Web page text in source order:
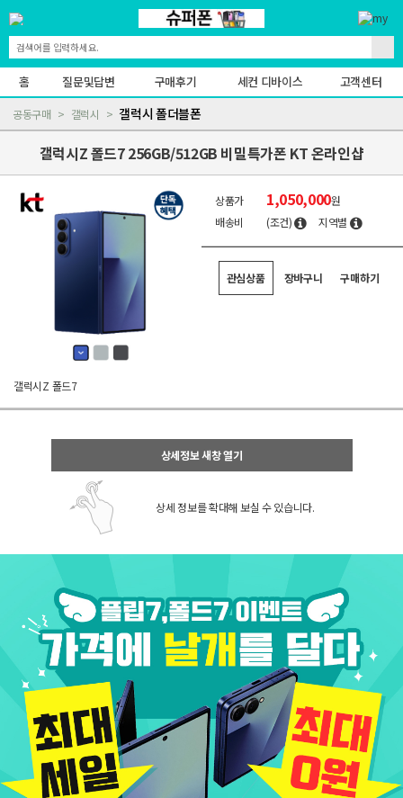
홈 질문및답변 구매후기 세컨 디바이스 고객센터
공동구매 갤럭시 갤럭시 폴더블폰
갤럭시Z 폴드7 256GB/512GB 비밀특가폰 KT 온라인샵
갤럭시Z 폴드7
상품가 1,050,000원
배송비
(조건) 지역별
관심상품 장바구니 구매하기
상세정보 새창 열기
상세 정보를 확대해 보실 수 있습니다.